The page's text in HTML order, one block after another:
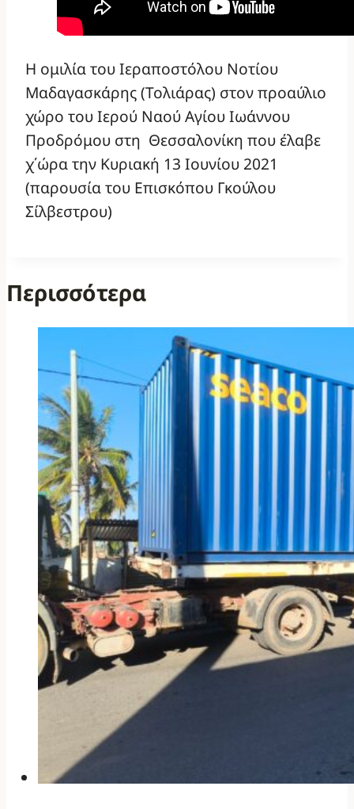
Η ομιλία του Ιεραποστόλου Νοτίου
Μαδαγασκάρης (Τολιάρας) στον προαύλιο
χώρο του Ιερού Ναού Αγίου Ιωάννου
Προδρόμου στη Θεσσαλονίκη που έλαβε
χ΄ώρα την Κυριακή 13 Ιουνίου 2021
(παρουσία του Επισκόπου Γκούλου
Σίλβεστρου)
Περισσότερα